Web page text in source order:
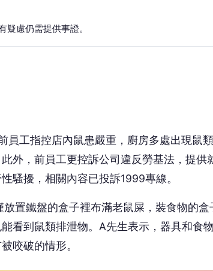
慮仍需提供事證。
員工指控店內鼠患嚴重，廚房多處出現鼠
外，前員工更控訴公司違反勞基法，提供
騷擾，相關內容已投訴1999專線。
置鐵盤的盒子裡布滿老鼠屎，裝食物的盒
看到鼠類排泄物。A先生表示，器具和食
咬破的情形。